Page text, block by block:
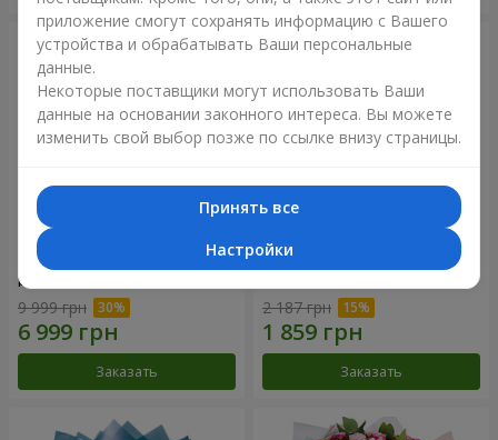
Цветы в коробке "101
розовая роза"
9 999 грн
Заказать
Букет "Цветочное Selfie!"
2 187 грн
Заказать
приложение смогут сохранять информацию с Вашего
устройства и обрабатывать Ваши персональные
данные.
Некоторые поставщики могут использовать Ваши
данные на основании законного интереса. Вы можете
изменить свой выбор позже по ссылке внизу страницы.
Принять все
Настройки